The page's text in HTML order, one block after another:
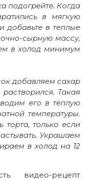
подогрейте. Когда
в мягкую
добавьте в теплые
сырную массу,
в холод минимум
добавляем сахар
Такая
его в тёплую
температуры.
только если
Украшаем
в холод на 12
видео-рецепт